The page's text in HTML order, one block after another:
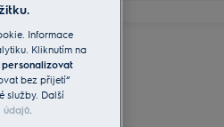
Informace
Kliknutím na
personalizovat
bez přijetí“
služby. Další
údajů.